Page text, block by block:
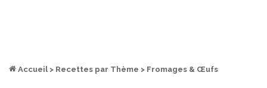
Accueil > Recettes par Thème > Fromages & Œufs